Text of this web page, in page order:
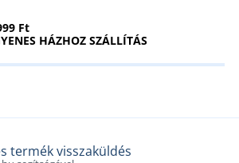
Ft
HÁZHOZ SZÁLLÍTÁS
termék visszaküldés